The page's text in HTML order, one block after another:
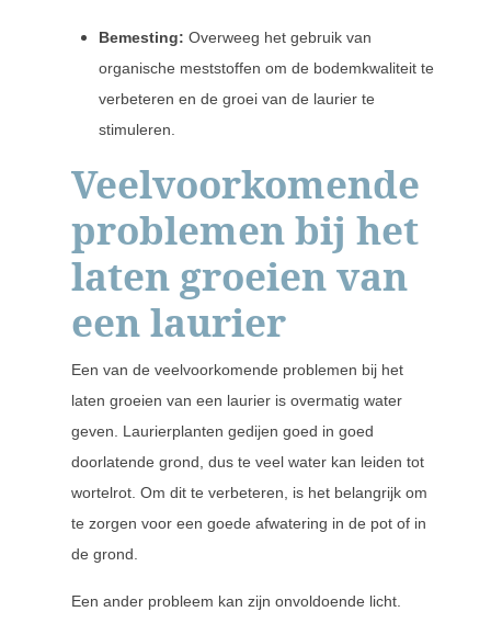
Bemesting: Overweeg het gebruik van
organische meststoffen om de bodemkwaliteit te
verbeteren en de groei van de laurier te
stimuleren.
Veelvoorkomende
problemen bij het
laten groeien van
een laurier
Een van de veelvoorkomende problemen bij het
laten groeien van een laurier is overmatig water
geven. Laurierplanten gedijen goed in goed
doorlatende grond, dus te veel water kan leiden tot
wortelrot. Om dit te verbeteren, is het belangrijk om
te zorgen voor een goede afwatering in de pot of in
de grond.
Een ander probleem kan zijn onvoldoende licht.